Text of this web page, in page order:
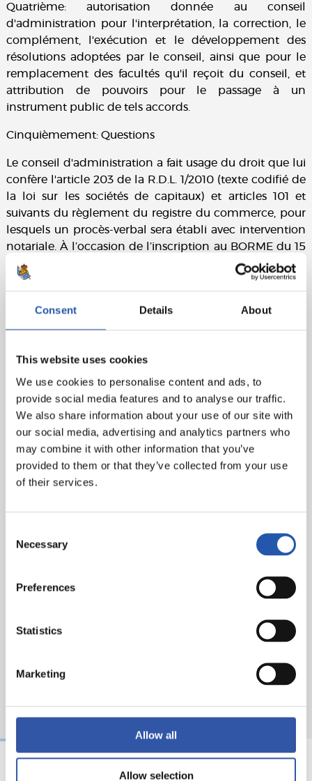
Consent Details About
This website uses cookies
We use cookies to personalise content and ads, to
provide social media features and to analyse our traffic.
We also share information about your use of our site with
our social media, advertising and analytics partners who
may combine it with other information that you’ve
provided to them or that they’ve collected from your use
of their services.
Selection
Necessary
Preferences
Statistics
Marketing
Allow all
Allow selection
Quatrième: autorisation donnée au conseil
d'administration pour l'interprétation, la correction, le
complément, l'exécution et le développement des
résolutions adoptées par le conseil, ainsi que pour le
remplacement des facultés qu'il reçoit du conseil, et
attribution de pouvoirs pour le passage à un
instrument public de tels accords.
Cinquièmement: Questions
Le conseil d'administration a fait usage du droit que lui
confère l'article 203 de la R.D.L. 1/2010 (texte codifié de
la loi sur les sociétés de capitaux) et articles 101 et
suivants du règlement du registre du commerce, pour
lesquels un procès-verbal sera établi avec intervention
notariale. À l’occasion de l’inscription au BORME du 15
juillet 2016, nº252241, l’annonce de l’Assemblée
générale est faite par le biais du site internet de la
l’article 272 de la loi sur les sociétés de capitaux, tout
actionnaire peut obtenir gratuitement et
immédiatement de la société les documents qui
doivent obligatoirement être joints. être soumis à
l'examen et à l'approbation, le cas échéant, du Conseil,
à savoir des comptes annuels pour l'exercice clos le 30
juin 2018, accompagnés du rapport de la direction, du
rapport des auditeurs pour l'exercice et du budget